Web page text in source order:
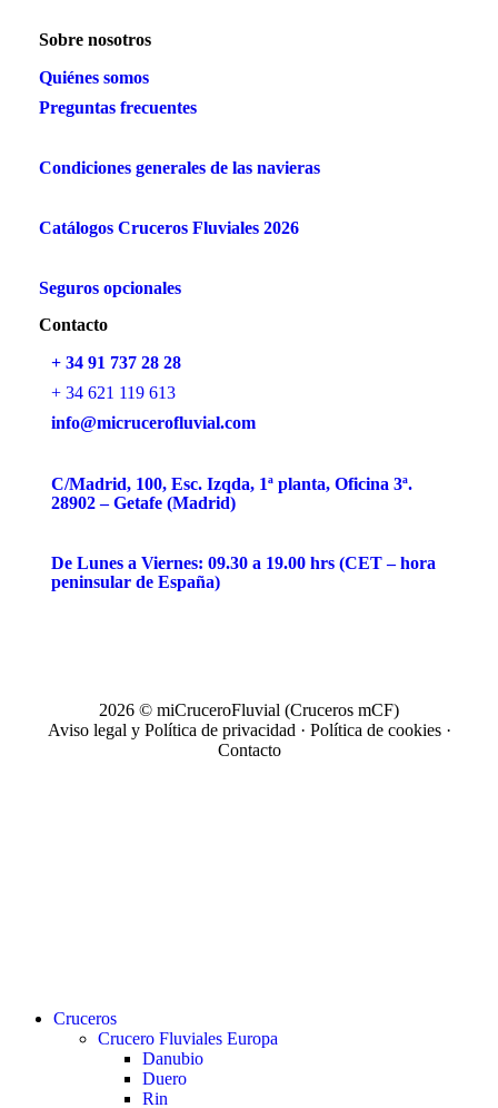
Sobre nosotros
Quiénes somos
Preguntas frecuentes
Condiciones generales de las navieras
Catálogos Cruceros Fluviales 2026
Seguros opcionales
Contacto
+ 34 91 737 28 28
+ 34 621 119 613
info@micrucerofluvial.com
C/Madrid, 100, Esc. Izqda, 1ª planta, Oficina 3ª.
28902 – Getafe (Madrid)
De Lunes a Viernes: 09.30 a 19.00 hrs (CET – hora
peninsular de España)
2026 © miCruceroFluvial (Cruceros mCF)
Aviso legal y Política de privacidad · Política de cookies·
Contacto
Close
Cruceros
Crucero Fluviales Europa
Danubio
Duero
Rin